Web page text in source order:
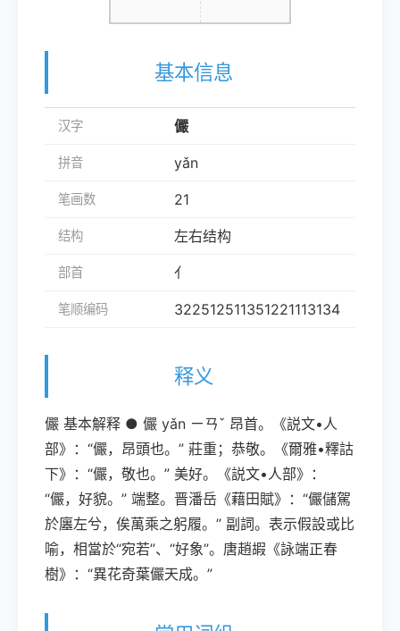
基本信息
汉字 儼
拼音 yǎn
笔画数 21
结构 左右结构
部首 亻
笔顺编码 322512511351221113134
释义
儼 基本解释 ● 儼 yǎn ㄧㄢˇ 昂首。《説文•人
部》：“儼，昂頭也。” 莊重；恭敬。《爾雅•釋詁
下》：“儼，敬也。” 美好。《説文•人部》：
“儼，好貌。” 端整。晋潘岳《藉田賦》：“儼儲駕
於廛左兮，俟萬乘之躬履。” 副詞。表示假設或比
喻，相當於“宛若”、“好象”。唐趙嘏《詠端正春
樹》：“異花奇葉儼天成。”